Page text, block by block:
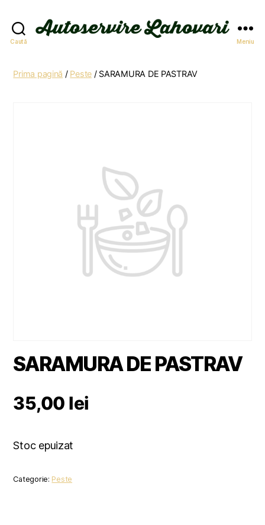
Caută Meniu
Prima pagină / Peste / SARAMURA DE PASTRAV
SARAMURA DE PASTRAV
35,00 lei
Stoc epuizat
Categorie: Peste